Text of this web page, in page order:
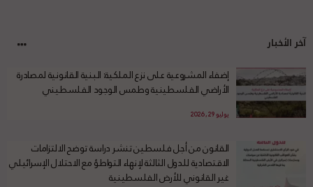
آخر الأخبار
إضفاء المشروعية على نزع الملكية: البنية القانونية لمصادرة
الأراضي الفلسطينية وطمس الوجود الفلسطيني
يوليو 29, 2026
القانون من أجل فلسطين تنشر دراسة توضح الالتزامات
الاقتصادية للدول الثالثة لإنهاء التواطؤ مع الاحتلال الإسرائيلي
غير القانوني للأرض الفلسطينية